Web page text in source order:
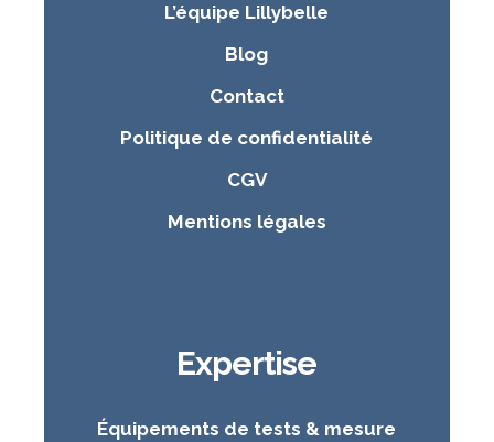
L’équipe Lillybelle
Blog
Contact
Politique de confidentialité
CGV
Mentions légales
Expertise
Équipements de tests & mesure